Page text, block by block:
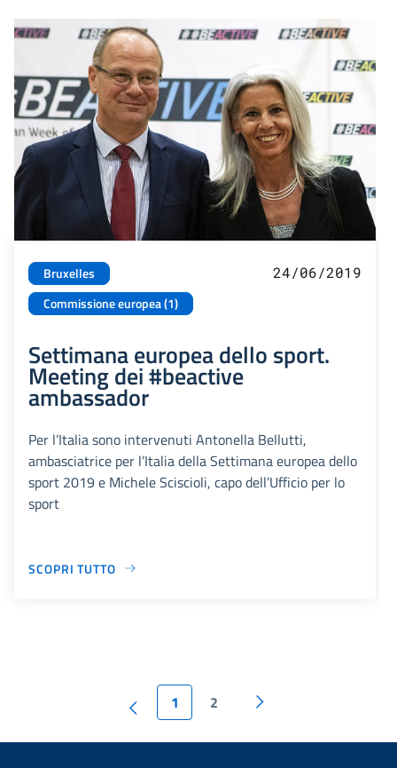
Bruxelles
Commissione europea (1)
24/06/2019
Settimana europea dello sport.
Meeting dei #beactive
ambassador
Per l’Italia sono intervenuti Antonella Bellutti,
ambasciatrice per l’Italia della Settimana europea dello
sport 2019 e Michele Sciscioli, capo dell’Ufficio per lo
sport
SCOPRI TUTTO
1 2